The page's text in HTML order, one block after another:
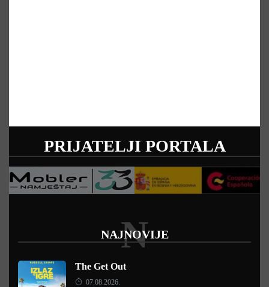
PRIJATELJI PORTALA
NAJNOVIJE
N
The Get Out
07.08.2026.